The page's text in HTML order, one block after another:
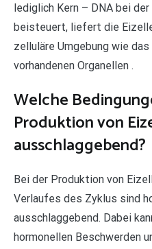
lediglich Kern – DNA bei
beisteuert, liefert die
zelluläre Umgebung wie
vorhandenen Organellen .
Welche
Produktion von
ausschlaggebend?
Bei der Produktion von
Verlaufes des Zyklus sind
ausschlaggebend. Dabei
hormonellen Beschwerden